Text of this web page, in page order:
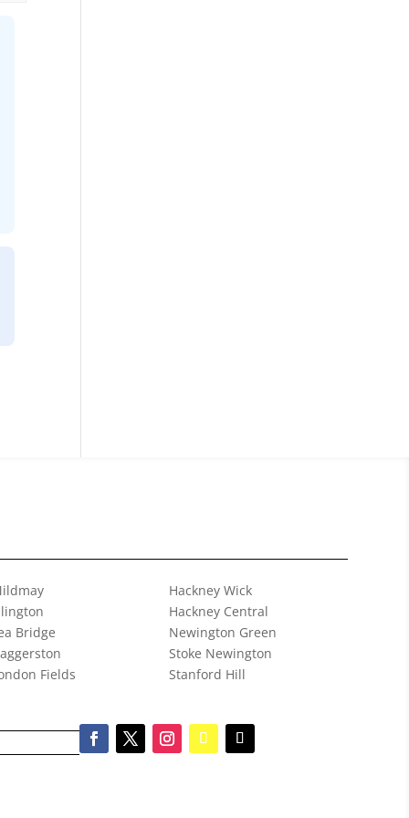
Bridge
Fields
Hackney Wick
Hackney Central
Newington Green
Stoke Newington
Stanford Hill